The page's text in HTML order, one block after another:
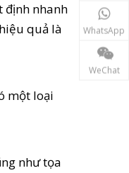
định nhanh
quả là
một loại
như tọa
WhatsApp
WeChat